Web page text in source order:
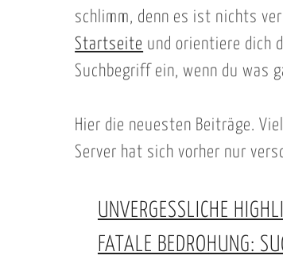
schlimm, denn es ist nichts
Startseite und orientiere dich
Suchbegriff ein, wenn du was
Hier die neuesten Beiträge.
Server hat sich vorher nur
UNVERGESSLICHE
FATALE BEDROHUNG: